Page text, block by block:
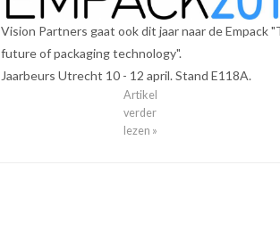
Vision Partners gaat ook dit jaar naar de Empack
future of packaging technology".
Jaarbeurs Utrecht 10 - 12 april. Stand E118A.
Artikel
verder
lezen »